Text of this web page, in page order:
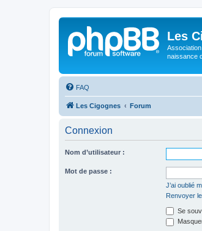
Les
naissance
FAQ
Les Cigognes Forum
Connexion
Nom d’utilisateur :
Mot de passe :
J’ai oublié
Renvoyer
Se